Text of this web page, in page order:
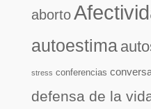
aborto
autoestima
stress conferencias
defensa de la